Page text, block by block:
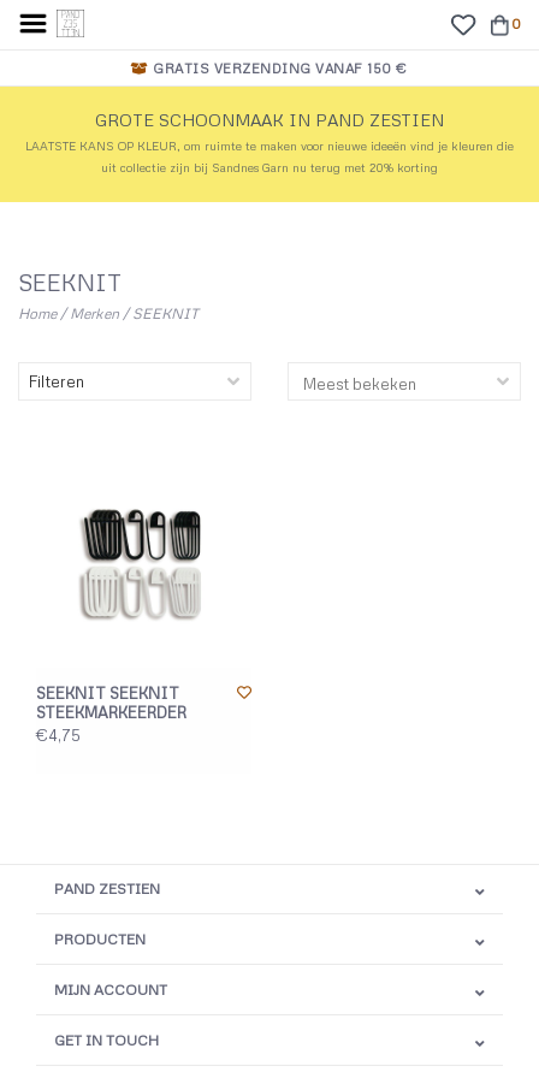
0
GRATIS VERZENDING VANAF 150 €
GROTE SCHOONMAAK IN PAND ZESTIEN
LAATSTE KANS OP KLEUR, om ruimte te maken voor nieuwe ideeën vind je kleuren die
uit collectie zijn bij Sandnes Garn nu terug met 20% korting
SEEKNIT
Home/Merken /SEEKNIT
Filteren
SEEKNIT SEEKNIT
STEEKMARKEERDER
€4,75
PAND ZESTIEN
PRODUCTEN
MIJN ACCOUNT
GET IN TOUCH